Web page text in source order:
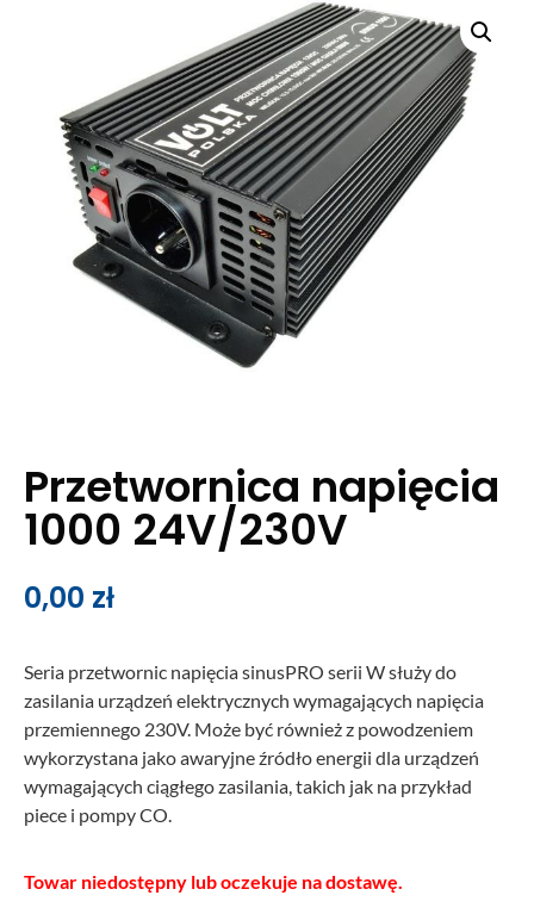
Przetwornica napięcia
1000 24V/230V
0,00 zł
Seria przetwornic napięcia sinusPRO serii W służy do
zasilania urządzeń elektrycznych wymagających napięcia
przemiennego 230V. Może być również z powodzeniem
wykorzystana jako awaryjne źródło energii dla urządzeń
wymagających ciągłego zasilania, takich jak na przykład
piece i pompy CO.
Towar niedostępny lub oczekuje na dostawę.